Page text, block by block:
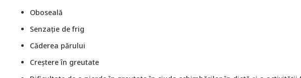
Oboseală
Senzație de frig
Căderea părului
Creștere în greutate